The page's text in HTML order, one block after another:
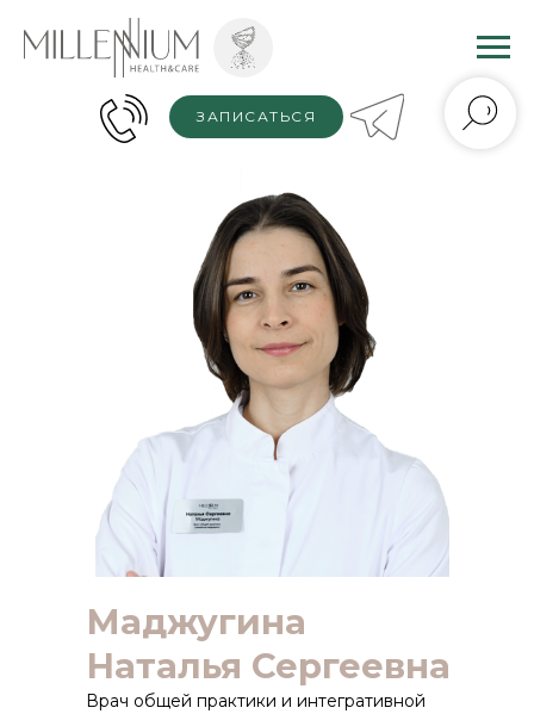
ЗАПИСАТЬСЯ
Маджугина
Наталья Сергеевна
Врач общей практики и интегративной